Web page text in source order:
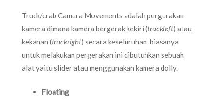
Truck/crab Camera Movements adalah pergerakan
kamera dimana kamera bergerak kekiri (truckleft) atau
kekanan (truckright) secara keseluruhan, biasanya
untuk melakukan pergerakan ini dibutuhkan sebuah
alat yaitu slider atau menggunakan kamera dolly.
Floating